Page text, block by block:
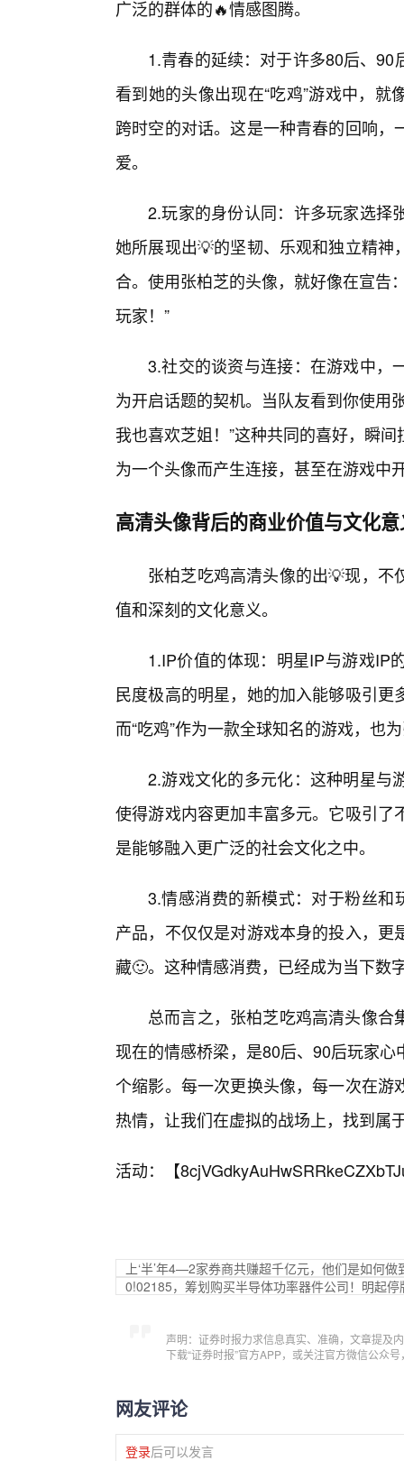
广泛的群体的🔥情感图腾。
1.青春的延续：对于许多80后、
看到她的头像出现在“吃鸡”游戏中，
跨时空的对话。这是一种青春的回响
爱。
2.玩家的身份认同：许多玩家选择
她所展现出💡的坚韧、乐观和独立精
合。使用张柏芝的头像，就好像在宣告
玩家！”
3.社交的谈资与连接：在游戏中，
为开启话题的契机。当队友看到你使用
我也喜欢芝姐！”这种共同的喜好，瞬
为一个头像而产生连接，甚至在游戏中
高清头像背后的商业价值与文化
张柏芝吃鸡高清头像的出💡现，
值和深刻的文化意义。
1.IP价值的体现：明星IP与游戏IP
民度极高的明星，她的加入能够吸引
而“吃鸡”作为一款全球知名的游戏，也
2.游戏文化的多元化：这种明星与
使得游戏内容更加丰富多元。它吸引
是能够融入更广泛的社会文化之中。
3.情感消费的新模式：对于粉丝和
产品，不仅仅是对游戏本身的投入，
藏🙂。这种情感消费，已经成为当下数
总而言之，张柏芝吃鸡高清头像
现在的情感桥梁，是80后、90后玩家
个缩影。每一次更换头像，每一次在
热情，让我们在虚拟的战场上，找到属
活动：【
上‘半’年4—2家券商共赚超千亿元，他们是如何做
0!02185，筹划购买半导体功率器件公司！明起停
声明：证券时报力求信息真实、准确，文章提及
下载“证券时报”官方APP，或关注官方微信公众
网友评论
登录后可以发言